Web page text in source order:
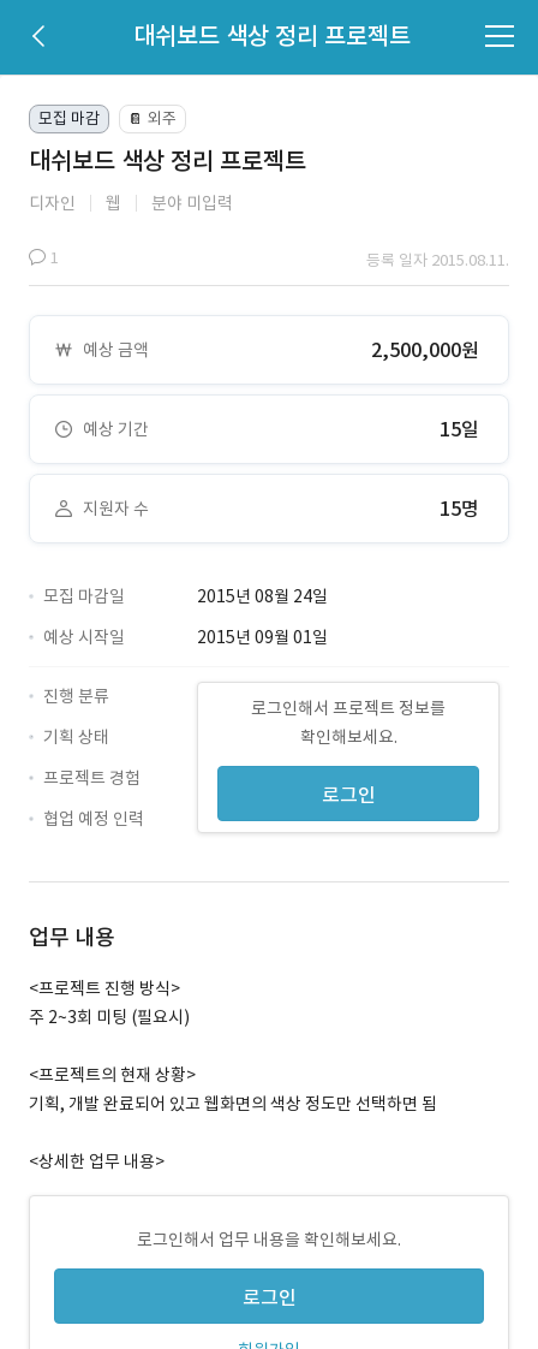
대쉬보드 색상 정리 프로젝트
모집 마감 📔 외주
대쉬보드 색상 정리 프로젝트
디자인 웹 분야 미입력
1 등록 일자 2015.08.11.
예상 금액 2,500,000원
예상 기간 15일
지원자 수 15명
모집 마감일
2015년 08월 24일
예상 시작일
2015년 09월 01일
로그인해서 프로젝트 정보를
확인해보세요.
로그인
진행 분류
기획 상태
프로젝트 경험
협업 예정 인력
업무 내용
<프로젝트 진행 방식>
주 2~3회 미팅 (필요시)
<프로젝트의 현재 상황>
기획, 개발 완료되어 있고 웹화면의 색상 정도만 선택하면 됨
<상세한 업무 내용>
로그인해서 업무 내용을 확인해보세요.
로그인